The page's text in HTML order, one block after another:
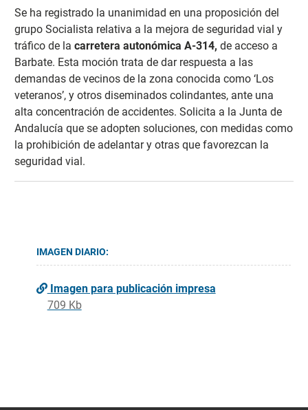
Se ha registrado la unanimidad en una proposición del
grupo Socialista relativa a la mejora de seguridad vial y
tráfico de la carretera autonómica A-314, de acceso a
Barbate. Esta moción trata de dar respuesta a las
demandas de vecinos de la zona conocida como ‘Los
veteranos’, y otros diseminados colindantes, ante una
alta concentración de accidentes. Solicita a la Junta de
Andalucía que se adopten soluciones, con medidas como
la prohibición de adelantar y otras que favorezcan la
seguridad vial.
IMAGEN DIARIO:
Imagen para publicación impresa
709 Kb